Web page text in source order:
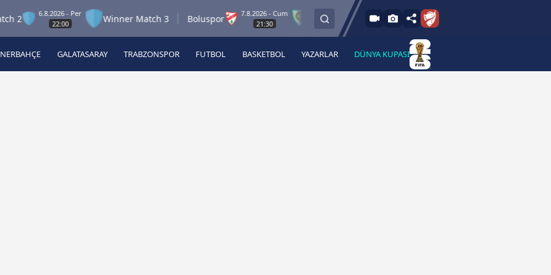
6.8.2026 - Per
22:00
Winner Match 3 Boluspor
7.8.2026 - Cum
21:30
Manisa FK Bandırmaspor
8.8.2026 - Cum
Beşiktaş
A Haber
A Haber Radyo
GALATASARAY TRABZONSPOR FUTBOL BASKETBOL YAZARLAR DÜNYA KUPASI